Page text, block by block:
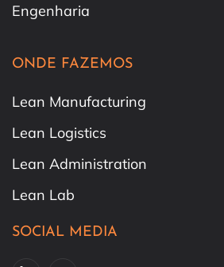
Engenharia
ONDE FAZEMOS
Lean Manufacturing
Lean Logistics
Lean Administration
Lean Lab
SOCIAL MEDIA